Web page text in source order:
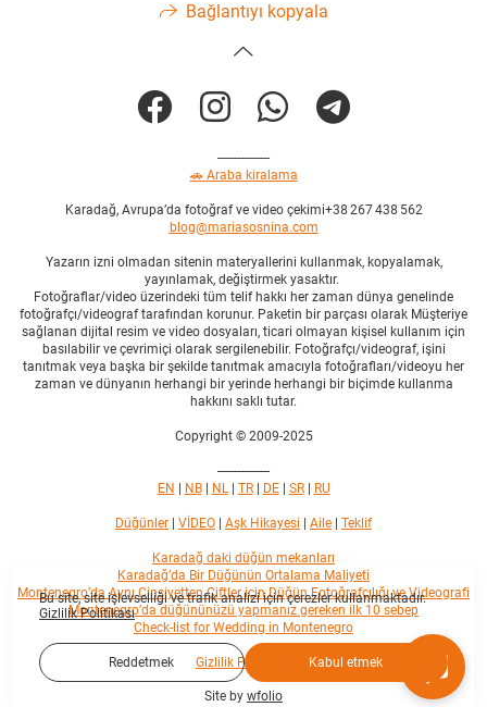
Bağlantıyı kopyala
----------------
🚗 Araba kiralama
Karadağ, Avrupa’da fotoğraf ve video çekimi+38 267 438 562
blog@mariasosnina.com
Yazarın izni olmadan sitenin materyallerini kullanmak, kopyalamak,
yayınlamak, değiştirmek yasaktır.
Fotoğraflar/video üzerindeki tüm telif hakkı her zaman dünya genelinde
fotoğrafçı/videograf tarafından korunur. Paketin bir parçası olarak Müşteriye
sağlanan dijital resim ve video dosyaları, ticari olmayan kişisel kullanım için
basılabilir ve çevrimiçi olarak sergilenebilir. Fotoğrafçı/videograf, işini
tanıtmak veya başka bir şekilde tanıtmak amacıyla fotoğrafları/videoyu her
zaman ve dünyanın herhangi bir yerinde herhangi bir biçimde kullanma
hakkını saklı tutar.
Copyright © 2009-2025
----------------
EN
NB| NL| TR| DE| SR| RU
Düğünler VİDEO Aşk Hikayesi Aile Teklif
Karadağ daki düğün mekanları
Karadağ’da Bir Düğünün Ortalama Maliyeti
Montenegro’da Aynı Cinsiyetten Çiftler için Düğün Fotoğrafçılığı ve Videografi
Montenegro’da düğününüzü yapmanız gereken ilk 10 sebep
Check-list for Wedding in Montenegro
Gizlilik Politikası
Site by wfolio
Bu site, site işlevselliği ve trafik analizi için çerezler kullanmaktadır.
Gizlilik Politikası
Reddetmek Kabul etmek